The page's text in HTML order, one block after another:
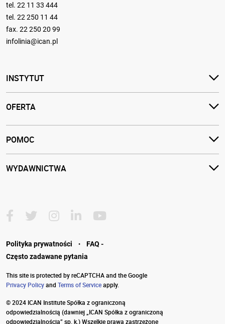
tel. 22 11 33 444
tel. 22 250 11 44
fax. 22 250 20 99
infolinia@ican.pl
INSTYTUT
OFERTA
POMOC
WYDAWNICTWA
Polityka prywatności ·
FAQ -
Często zadawane pytania
This site is protected by reCAPTCHA and the Google
Privacy Policyand Terms of Serviceapply.
© 2024 ICAN Institute Spółka z ograniczoną
odpowiedzialnością (dawniej „ICAN Spółka z ograniczoną
odpowiedzialnością” sp. k.) Wszelkie prawa zastrzeżone